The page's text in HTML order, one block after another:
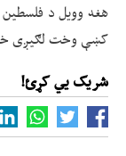
هغه وویل د
کښې وخت لګیږی خو
شریک یي کړئ!